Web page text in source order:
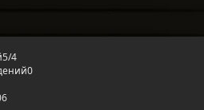
5/4
0